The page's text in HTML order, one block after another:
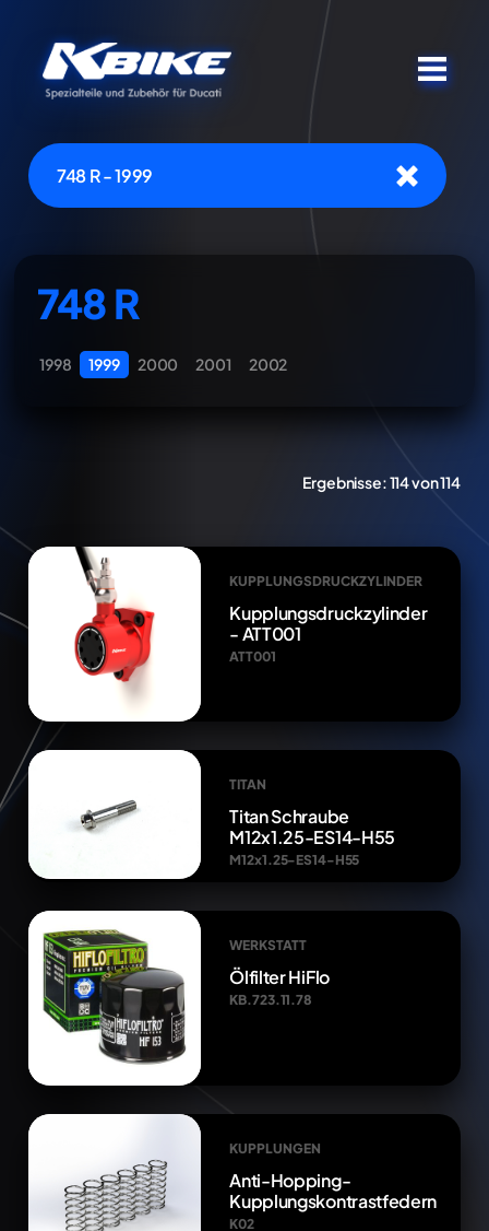
748 R - 1999
748 R
1998 1999 2000 2001 2002
Ergebnisse:114 von 114
KUPPLUNGSDRUCKZYLINDER
Kupplungsdruckzylinder
- ATT001
ATT001
TITAN
Titan Schraube
M12x1.25-ES14-H55
M12x1.25-ES14-H55
WERKSTATT
Ölfilter HiFlo
KB.723.11.78
KUPPLUNGEN
Anti-Hopping-
Kupplungskontrastfedern
K02